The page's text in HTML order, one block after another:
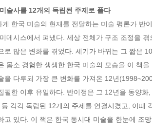
술사를 12개의 독립된 주제로 풀다
게 한국 미술의 현재를 전달하는 미술 평론가
메시스에서 펴냈다. 세상 전체가 구조 조정을
로 많은 변화를 겪었다. 세기가 바뀌는 그 짧은
몸소 경험한 생생한 한국 미술의 모습을 이 책
을 다루되 가장 큰 변화를 가져온 12년
필한 이후 유일하다. 반이정은 그 12년을 동양
각각 독립된 12개의 주제를 연결시켰고, 이때
고 있다. 이 책은 한국 동시대 미술을 한눈에 조